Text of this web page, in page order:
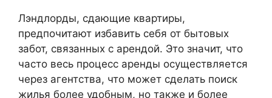
Лэндлорды, сдающие квартиры,
предпочитают избавить себя от бытовых
забот, связанных с арендой. Это значит, что
часто весь процесс аренды осуществляется
через агентства, что может сделать поиск
жилья более удобным, но также и более